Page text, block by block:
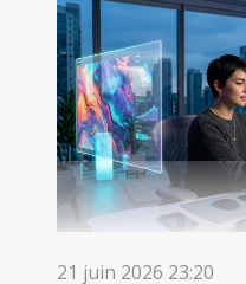
21 juin 2026 23:20